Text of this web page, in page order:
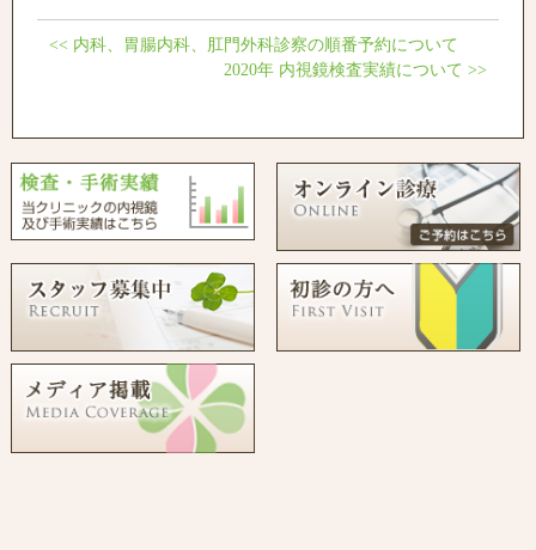
<< 内科、胃腸内科、肛門外科診察の順番予約について
2020年 内視鏡検査実績について >>